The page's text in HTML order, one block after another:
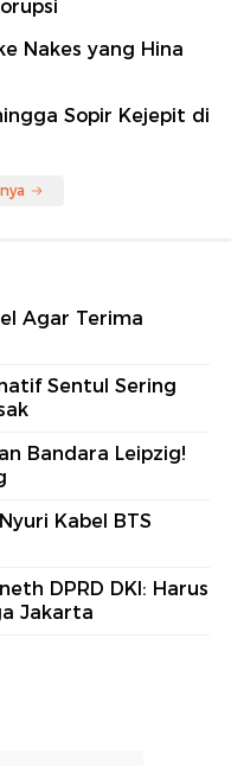
Nakes yang Hina
Sopir Kejepit di
Agar Terima
Sentul Sering
Bandara Leipzig!
Kabel BTS
DPRD DKI: Harus
Jakarta